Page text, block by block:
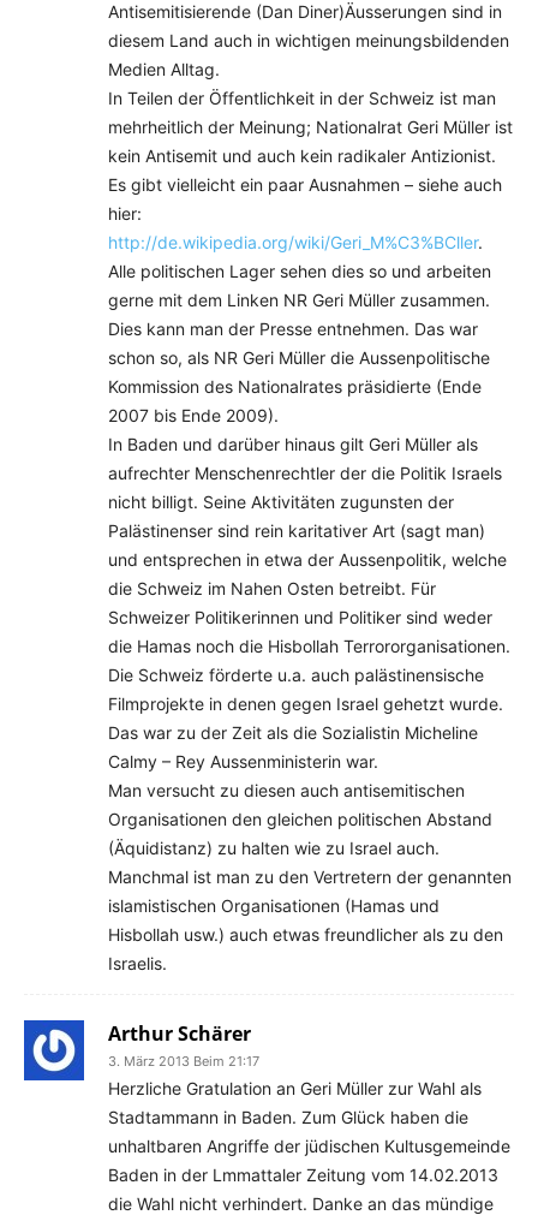
Antisemitisierende (Dan Diner)Äusserungen sind in
diesem Land auch in wichtigen meinungsbildenden
Medien Alltag.
In Teilen der Öffentlichkeit in der Schweiz ist man
mehrheitlich der Meinung; Nationalrat Geri Müller ist
kein Antisemit und auch kein radikaler Antizionist.
Es gibt vielleicht ein paar Ausnahmen – siehe auch
hier:
http://de.wikipedia.org/wiki/Geri_M%C3%BCller.
Alle politischen Lager sehen dies so und arbeiten
gerne mit dem Linken NR Geri Müller zusammen.
Dies kann man der Presse entnehmen. Das war
schon so, als NR Geri Müller die Aussenpolitische
Kommission des Nationalrates präsidierte (Ende
2007 bis Ende 2009).
In Baden und darüber hinaus gilt Geri Müller als
aufrechter Menschenrechtler der die Politik Israels
nicht billigt. Seine Aktivitäten zugunsten der
Palästinenser sind rein karitativer Art (sagt man)
und entsprechen in etwa der Aussenpolitik, welche
die Schweiz im Nahen Osten betreibt. Für
Schweizer Politikerinnen und Politiker sind weder
die Hamas noch die Hisbollah Terrororganisationen.
Die Schweiz förderte u.a. auch palästinensische
Filmprojekte in denen gegen Israel gehetzt wurde.
Das war zu der Zeit als die Sozialistin Micheline
Calmy – Rey Aussenministerin war.
Man versucht zu diesen auch antisemitischen
Organisationen den gleichen politischen Abstand
(Äquidistanz) zu halten wie zu Israel auch.
Manchmal ist man zu den Vertretern der genannten
islamistischen Organisationen (Hamas und
Hisbollah usw.) auch etwas freundlicher als zu den
Israelis.
Arthur Schärer
3. März 2013 Beim 21:17
Herzliche Gratulation an Geri Müller zur Wahl als
Stadtammann in Baden. Zum Glück haben die
unhaltbaren Angriffe der jüdischen Kultusgemeinde
Baden in der Lmmattaler Zeitung vom 14.02.2013
die Wahl nicht verhindert. Danke an das mündige